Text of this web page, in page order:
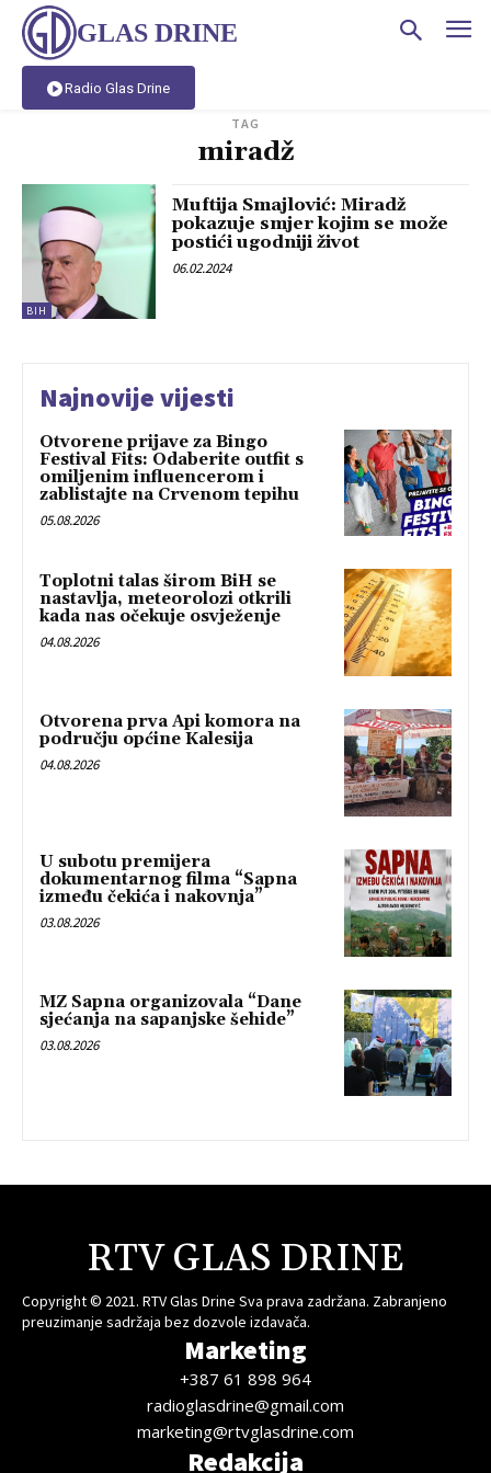
GLAS DRINE
Radio Glas Drine
TAG
miradž
BIH
Muftija Smajlović: Miradž
pokazuje smjer kojim se može
postići ugodniji život
06.02.2024
Najnovije vijesti
Otvorene prijave za Bingo
Festival Fits: Odaberite outfit s
omiljenim influencerom i
zablistajte na Crvenom tepihu
05.08.2026
Toplotni talas širom BiH se
nastavlja, meteorolozi otkrili
kada nas očekuje osvježenje
04.08.2026
Otvorena prva Api komora na
području općine Kalesija
04.08.2026
U subotu premijera
dokumentarnog filma “Sapna
između čekića i nakovnja”
03.08.2026
MZ Sapna organizovala “Dane
sjećanja na sapanjske šehide”
03.08.2026
RTV GLAS DRINE
Copyright © 2021. RTV Glas Drine Sva prava zadržana. Zabranjeno
preuzimanje sadržaja bez dozvole izdavača.
Marketing
+387 61 898 964
radioglasdrine@gmail.com
marketing@rtvglasdrine.com
Redakcija